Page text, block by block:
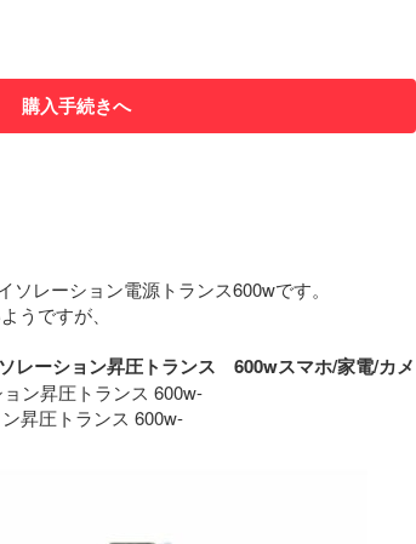
購入手続きへ
レーション電源トランス600wです。
うですが、
レーション昇圧トランス　600wスマホ/家電/
昇圧トランス 600w-